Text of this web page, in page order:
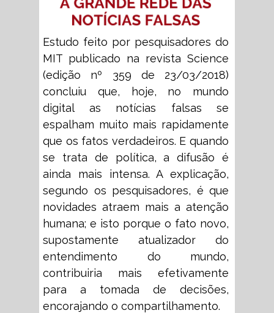
Estudo feito por pesquisadores do
MIT publicado na revista Science
(edição nº 359 de 23/03/2018)
concluiu que, hoje, no mundo
digital as notícias falsas se
espalham muito mais rapidamente
que os fatos verdadeiros. E quando
se trata de política, a difusão é
ainda mais intensa. A explicação,
segundo os pesquisadores, é que
novidades atraem mais a atenção
humana; e isto porque o fato novo,
supostamente atualizador do
entendimento do mundo,
contribuiria mais efetivamente
para a tomada de decisões,
encorajando o compartilhamento.